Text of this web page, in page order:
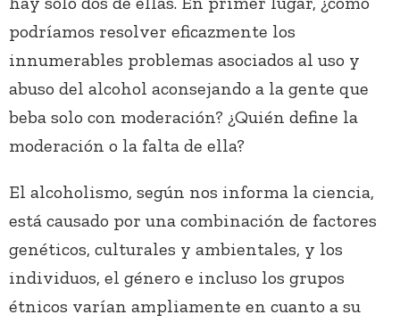
podríamos resolver eficazmente los
innumerables problemas asociados al uso y
abuso del alcohol aconsejando a la gente que
beba solo con moderación? ¿Quién define la
moderación o la falta de ella?
El alcoholismo, según nos informa la ciencia,
está causado por una combinación de factores
genéticos, culturales y ambientales, y los
individuos, el género e incluso los grupos
étnicos varían ampliamente en cuanto a su